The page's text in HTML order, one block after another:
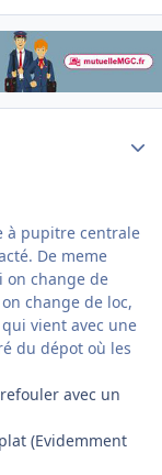
à pupitre centrale
De meme
on change de
change de loc,
vient avec une
du dépot où les
avec un
(Evidemment